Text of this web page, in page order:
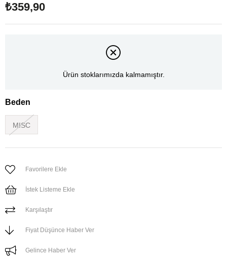
₺359,90
Ürün stoklarımızda kalmamıştır.
Beden
MISC
Favorilere Ekle
İstek Listeme Ekle
Karşılaştır
Fiyat Düşünce Haber Ver
Gelince Haber Ver